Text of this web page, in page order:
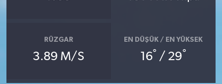
RÜZGAR
3.89 M/S
EN DÜŞÜK / EN YÜKSEK
16° / 29°